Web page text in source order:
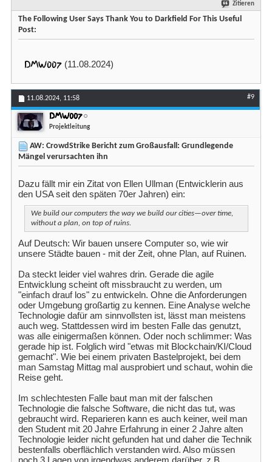
Zitieren
The Following User Says Thank You to Darkfield For This Useful
Post:
DMW007 (11.08.2024)
11.08.2024, 11:58 #9
DMW007
Projektleitung
AW: CrowdStrike Bericht zum Großausfall: Grundlegende
Mängel verursachten ihn
Dazu fällt mir ein Zitat von Ellen Ullman (Entwicklerin aus
den USA seit den späten 70er Jahren) ein:
We build our computers the way we build our cities—over time,
without a plan, on top of ruins.
Auf Deutsch: Wir bauen unsere Computer so, wie wir
unsere Städte bauen - mit der Zeit, ohne Plan, auf Ruinen.
Da steckt leider viel wahres drin. Gerade die agile
Entwicklung scheint oft missbraucht zu werden, um
"einfach drauf los" zu entwickeln. Ohne die Anforderungen
oder Umgebung großartig zu kennen. Eine Analyse welche
Technologie dafür am sinnvollsten ist, lässt man meistens
auch weg. Stattdessen wird im besten Falle das genutzt,
was alle einigermaßen können. Oder noch schlimmer: Was
gerade hip ist. Folglich wird "etwas mit Blockchain/KI/Cloud
gemacht". Wie bei einem privaten Bastelprojekt, bei dem
man Samstag Mittag mal ausprobiert und schaut, wohin die
Reise geht.
Im schlechtesten Falle baut man mit der falschen
Technologie die falsche Software, die nicht das tut, was
gebraucht wird. Reparieren kann es auch keiner, weil man
den Student mit 20 Jahre Erfahrung in einer 2 Jahre alten
Technologie leider nicht gefunden hat und daher die Technik
bestenfalls oberflächlich verstanden wird. Also müssen